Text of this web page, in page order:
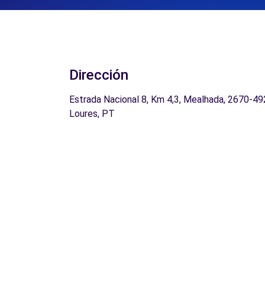
Dirección
Estrada Nacional 8, Km 4,3, Mealhada, 2670-
Loures, PT